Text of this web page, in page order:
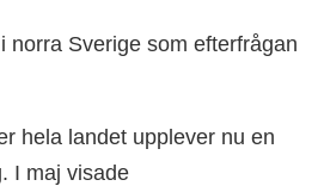
norra Sverige som efterfrågan
hela landet upplever nu en
I maj visade